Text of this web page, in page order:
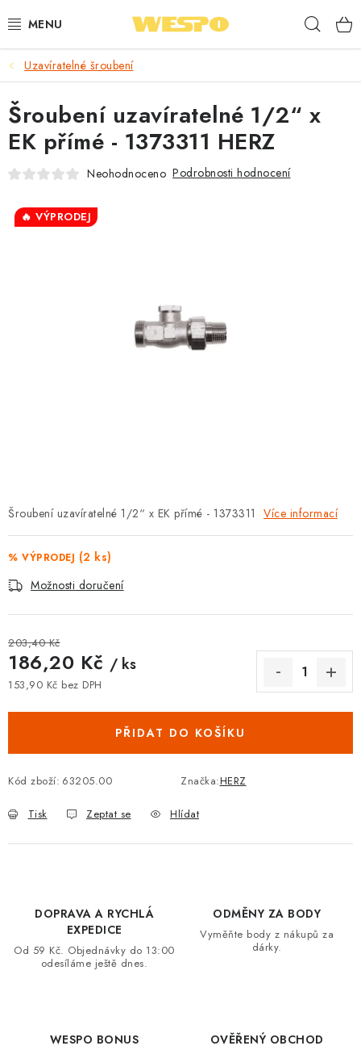
na
ARMATURY PRO TOPENÍ A VODU
TOPENÍ A OHŘEV VODY
TVAROVKY A TRUBKY
O NÁS
🚚 STAV OBJEDNÁVKY
VRÁCENÍ ZBOŽÍ A REKLAMACE
MOJE OBJEDNÁVKA
ZNAČKY
Podmínky ochrany osobních údajů
Moje objednávka
Uzavíratelné šroubení
Šroubení uzavíratelné 1/2“ x EK přímé - 1373311 Více informací
% VÝPRODEJ (2 ks)
Možnosti doručení
203,40 Kč
186,20 Kč / ks
153,90 Kč bez DPH
PŘIDAT DO KOŠÍKU
Kód zboží: 63205.00 Značka:HERZ
Tisk Zeptat se Hlídat
Šroubení uzavíratelné 1/2“ x
EK přímé - 1373311 HERZ
Neohodnoceno Podrobnosti hodnocení
🔥 VÝPRODEJ
DOPRAVA A RYCHLÁ
EXPEDICE
Od 59 Kč. Objednávky do 13:00
odesíláme ještě dnes.
ODMĚNY ZA BODY
Vyměňte body z nákupů za
dárky.
WESPO BONUS OVĚŘENÝ OBCHOD